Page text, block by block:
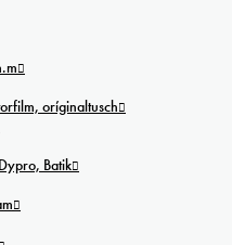
oríginaltusch
Batik